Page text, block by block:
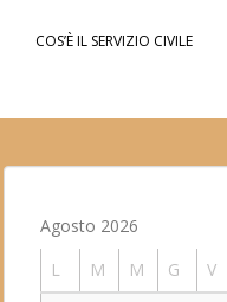
COS’È IL SERVIZIO CIVILE
Agosto 2026
L
M M G V